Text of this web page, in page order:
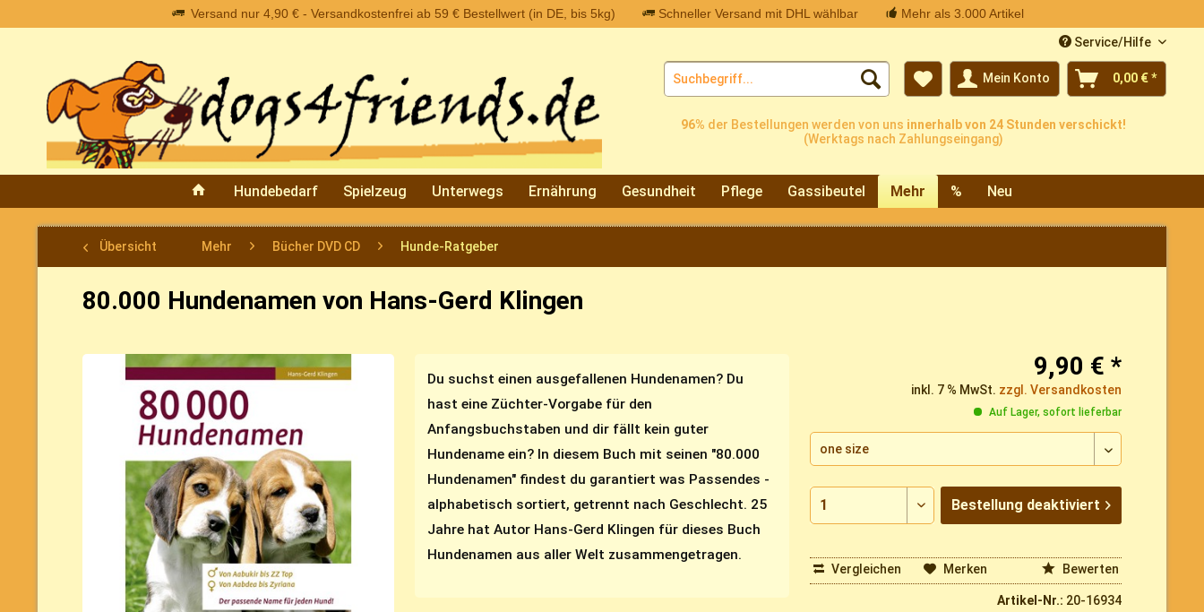
Versand nur 4,90 € - Versandkostenfrei ab 59 € Bestellwert (in DE, bis 5kg) Schneller Versand mit DHL wählbar
Mehr als 3.000 Artikel
Service/Hilfe
Mein Konto 0,00 € *
96% der Bestellungen werden von uns innerhalb von 24 Stunden verschickt!
(Werktags nach Zahlungseingang)
Hundebedarf Spielzeug Unterwegs Ernährung Gesundheit Pflege Gassibeutel Mehr % Neu
Übersicht Mehr Bücher DVD CD Hunde-Ratgeber
80.000 Hundenamen von Hans-Gerd Klingen
Du suchst einen ausgefallenen Hundenamen? Du
hast eine Züchter-Vorgabe für den
Anfangsbuchstaben und dir fällt kein guter
Hundename ein? In diesem Buch mit seinen "80.000
Hundenamen" findest du garantiert was Passendes -
alphabetisch sortiert, getrennt nach Geschlecht. 25
Jahre hat Autor Hans-Gerd Klingen für dieses Buch
Hundenamen aus aller Welt zusammengetragen.
9,90 € *
inkl. 7 % MwSt. zzgl. Versandkosten
Auf Lager, sofort lieferbar
Bestellung deaktiviert
Vergleichen Merken Bewerten
Artikel-Nr.: 20-16934